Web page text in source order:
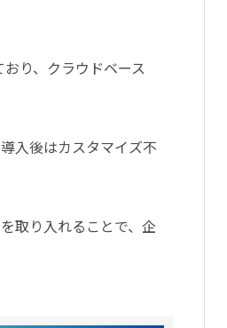
り、クラウドベース
入後はカスタマイズ不
取り入れることで、企